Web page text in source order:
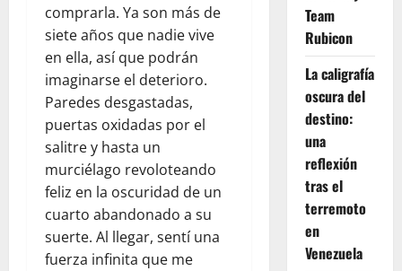
comprarla. Ya son más de
siete años que nadie vive
en ella, así que podrán
imaginarse el deterioro.
Paredes desgastadas,
puertas oxidadas por el
salitre y hasta un
murciélago revoloteando
feliz en la oscuridad de un
cuarto abandonado a su
suerte. Al llegar, sentí una
fuerza infinita que me
Team
Rubicon
La caligrafía
oscura del
destino:
una
reflexión
tras el
terremoto
en
Venezuela